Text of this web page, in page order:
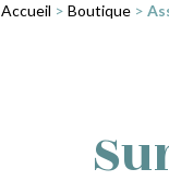
Accueil > Boutique>